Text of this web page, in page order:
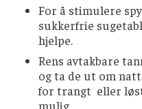
varmebehandler
KJØTT OG
Rått kjøtt
Farsemat som
For å stimulere
sukkerfrie
hjelpe.
Rens avtakbare
og ta de ut om
for trangt eller
mulig.